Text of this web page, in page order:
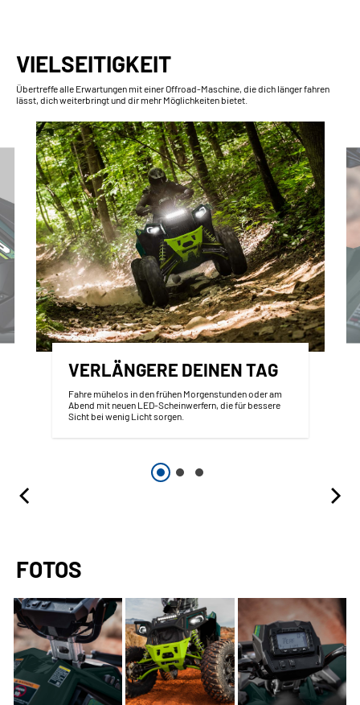
VIELSEITIGKEIT
Übertreffe alle Erwartungen mit einer Offroad-Maschine, die dich länger fahren
lässt, dich weiterbringt und dir mehr Möglichkeiten bietet.
VERLÄNGERE DEINEN TAG
Fahre mühelos in den frühen Morgenstunden oder am
Abend mit neuen LED-Scheinwerfern, die für bessere
Sicht bei wenig Licht sorgen.
FOTOS